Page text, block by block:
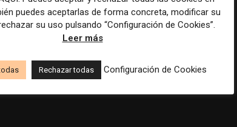
Es otro de los libros sobre periodismo más
puedes aceptarlas de forma concreta, modificar su
su uso pulsando “Configuración de Cookies”.
Leer más
Rechazar todas Configuración de Cookies